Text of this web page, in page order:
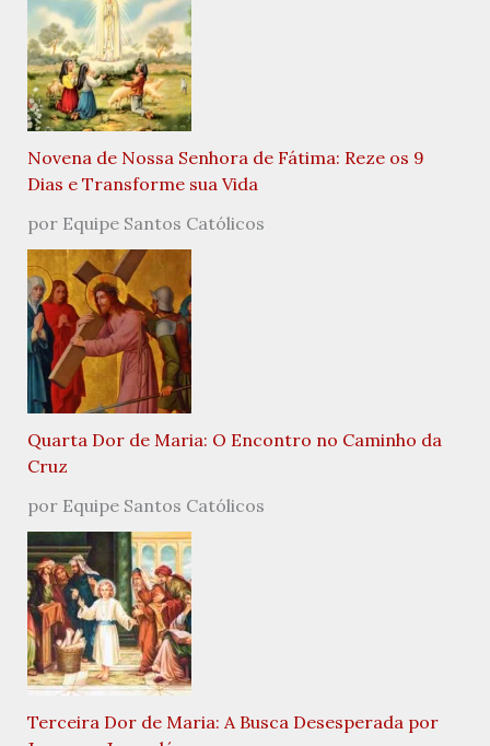
Novena de Nossa Senhora de Fátima: Reze os 9
Dias e Transforme sua Vida
por Equipe Santos Católicos
Quarta Dor de Maria: O Encontro no Caminho da
Cruz
por Equipe Santos Católicos
Terceira Dor de Maria: A Busca Desesperada por